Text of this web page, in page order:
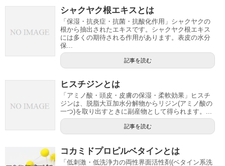
シャクヤク根エキスとは
「保湿・抗炎症・抗菌・抗酸化作用」シャクヤクの
根から抽出されたエキスです。シャクヤク根エキス
には多くの期待される作用があります。表皮の水分
保...
記事を読む
ヒスチジンとは
「アミノ酸・頭皮・皮膚の保湿・柔軟効果」ヒスチ
ジンは、脱脂大豆加水分解物からリジン(アミノ酸の
一つ)を取り出すときに副産物として得られます。...
記事を読む
コカミドプロピルベタインとは
「低刺激・低洗浄力の両性界面活性剤(ベタイン系洗